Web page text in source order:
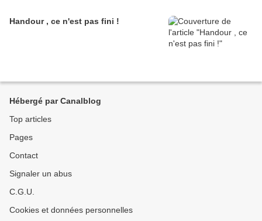
Handour , ce n'est pas fini !
Hébergé par Canalblog
Top articles
Pages
Contact
Signaler un abus
C.G.U.
Cookies et données personnelles